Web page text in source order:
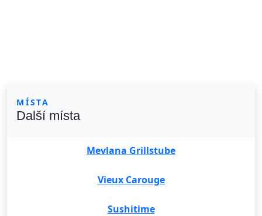
MÍSTA
Další místa
Mevlana Grillstube
Vieux Carouge
Sushitime